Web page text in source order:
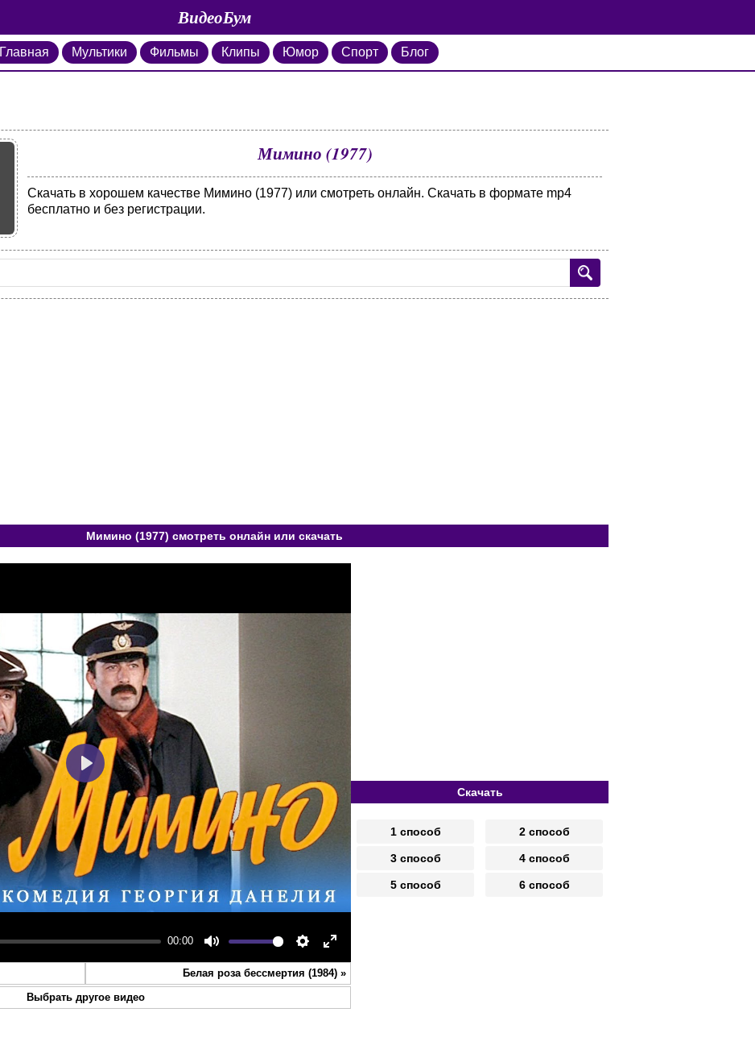
ВидеоБум
Главная Мультики Фильмы Клипы Юмор Спорт Блог
Мимино (1977)
Скачать в хорошем качестве Мимино (1977) или смотреть онлайн. Скачать в формате mp4
бесплатно и без регистрации.
Мимино (1977) смотреть онлайн или скачать
00:00
Mute Settings
Enter
fullscreen
Play
Белая роза бессмертия (1984) »
Выбрать другое видео
Скачать
1 способ 2 способ
3 способ 4 способ
5 способ 6 способ